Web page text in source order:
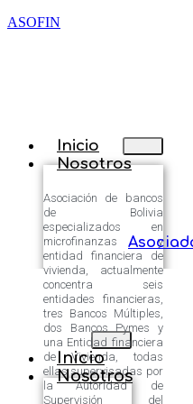
ASOFIN
Inicio
Nosotros
Asociación de bancos
de Bolivia
especializados en
microfinanzas y
entidad financiera de
vivienda, actualmente
concentra seis
entidades financieras,
tres Bancos Múltiples,
dos Bancos Pymes y
una Entidad financiera
de Vivienda, todas
ellas supervisadas por
la Autoridad de
Supervisión del
Inicio
Nosotros